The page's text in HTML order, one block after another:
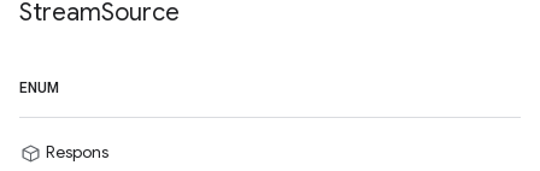
StreamSource
ENUM
Respons